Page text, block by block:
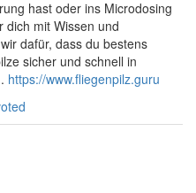
hast oder ins Microdosing
dich mit Wissen und
dafür, dass du bestens
sicher und schnell in
https://www.fliegenpilz.guru